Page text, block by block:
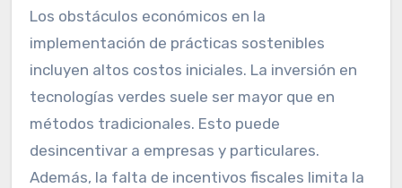
Los obstáculos económicos en la
implementación de prácticas sostenibles
incluyen altos costos iniciales. La inversión en
tecnologías verdes suele ser mayor que en
métodos tradicionales. Esto puede
desincentivar a empresas y particulares.
Además, la falta de incentivos fiscales limita la